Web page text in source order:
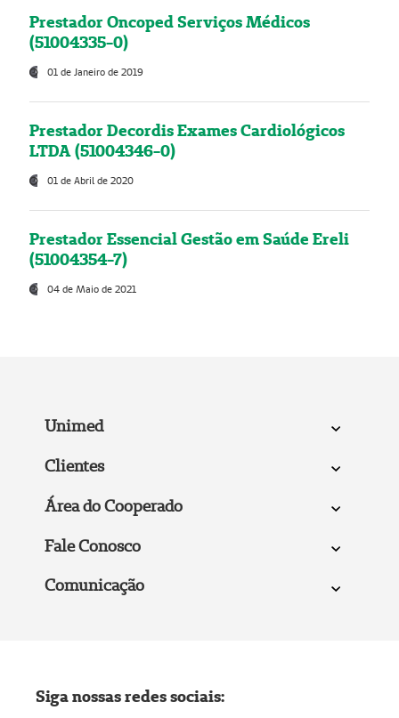
Prestador Oncoped Serviços Médicos
(51004335-0)
01 de Janeiro de 2019
Prestador Decordis Exames Cardiológicos
LTDA (51004346-0)
01 de Abril de 2020
Prestador Essencial Gestão em Saúde Ereli
(51004354-7)
04 de Maio de 2021
Unimed
Clientes
Área do Cooperado
Fale Conosco
Comunicação
Siga nossas redes sociais: